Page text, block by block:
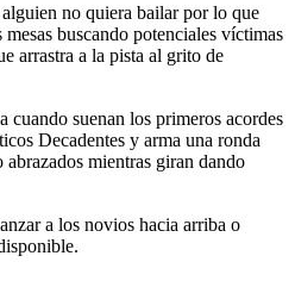
no quiera bailar por lo que
buscando potenciales víctimas
arrastra a la pista al grito de
cuando suenan los primeros acordes
Decadentes y arma una ronda
mientras giran dando
a los novios hacia arriba o